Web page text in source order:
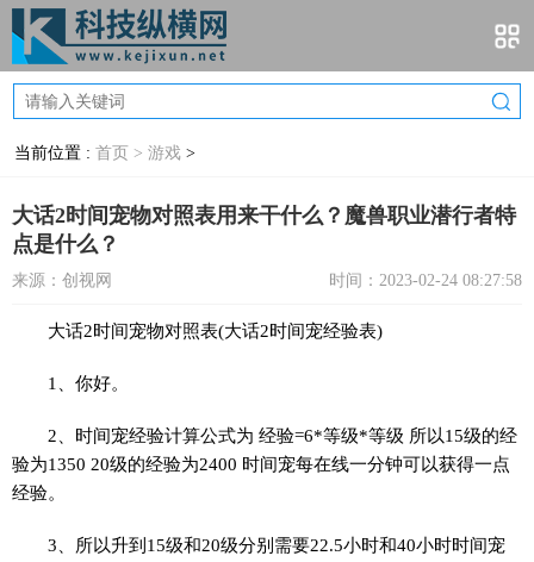
当前位置 : 首页 > 游戏 >
大话2时间宠物对照表用来干什么？魔兽职业潜行者特
点是什么？
来源：创视网 时间：2023-02-24 08:27:58
大话2时间宠物对照表(大话2时间宠经验表)
1、你好。
2、时间宠经验计算公式为 经验=6*等级*等级 所以15级的经
验为1350 20级的经验为2400 时间宠每在线一分钟可以获得一点
经验。
3、所以升到15级和20级分别需要22.5小时和40小时时间宠